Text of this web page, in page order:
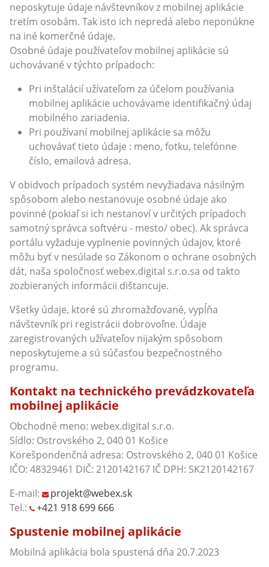
neposkytuje údaje návštevníkov z mobilnej aplikácie
tretím osobám. Tak isto ich nepredá alebo neponúkne
na iné komerčné údaje.
Osobné údaje používateľov mobilnej aplikácie sú
uchovávané v týchto prípadoch:
Pri inštalácií užívateľom za účelom používania
mobilnej aplikácie uchovávame identifikačný údaj
mobilného zariadenia.
Pri používaní mobilnej aplikácie sa môžu
uchovávať tieto údaje : meno, fotku, telefónne
číslo, emailová adresa.
V obidvoch prípadoch systém nevyžiadava násilným
spôsobom alebo nestanovuje osobné údaje ako
povinné (pokiaľ si ich nestanoví v určitých prípadoch
samotný správca softvéru - mesto/ obec). Ak správca
portálu vyžaduje vyplnenie povinných údajov, ktoré
môžu byť v nesúlade so Zákonom o ochrane osobných
dát, naša spoločnosť webex.digital s.r.o.sa od takto
zozbieraných informácii dištancuje.
Všetky údaje, ktoré sú zhromažďované, vypĺňa
návštevník pri registrácii dobrovoľne. Údaje
zaregistrovaných užívateľov nijakým spôsobom
neposkytujeme a sú súčasťou bezpečnostného
programu.
Kontakt na technického prevádzkovateľa
mobilnej aplikácie
Obchodné meno: webex.digital s.r.o.
Sídlo: Ostrovského 2, 040 01 Košice
Korešpondenčná adresa: Ostrovského 2, 040 01 Košice
IČO: 48329461 DIČ: 2120142167 IČ DPH: SK2120142167
E-mail:
projekt@webex.sk
Tel.:
+421 918 699 666
Spustenie mobilnej aplikácie
Mobilná aplikácia bola spustená dňa 20.7.2023